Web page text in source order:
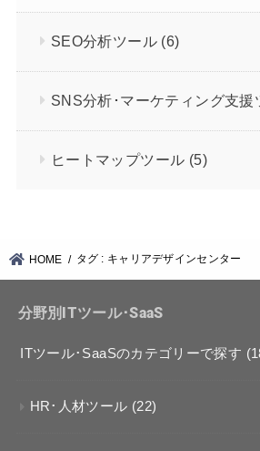
SEO分析ツール (6)
SNS分析･マーケティング支援
ヒートマップツール (5)
HOME タグ : キャリアデザインセンター
分野別ITツール･SaaS
ITツール･SaaSのカテゴリーで探す
HR･人材ツール (22)